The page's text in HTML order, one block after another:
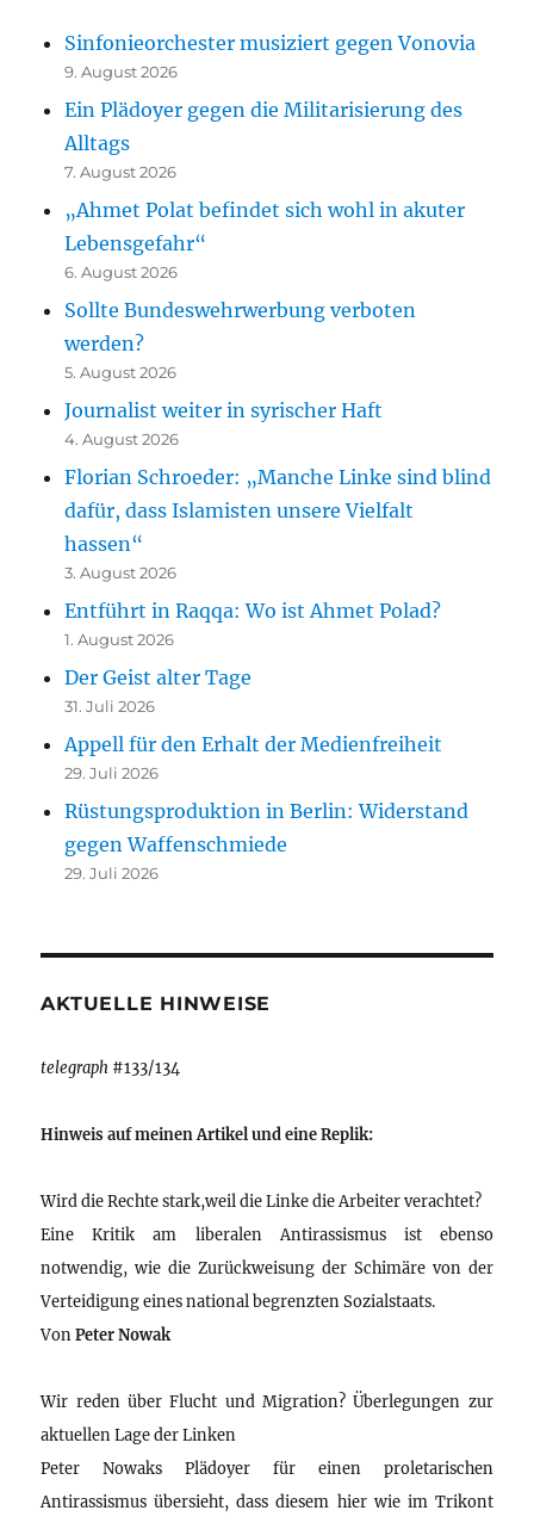
Sinfonieorchester musiziert gegen Vonovia
9. August 2026
Ein Plädoyer gegen die Militarisierung des
Alltags
7. August 2026
„Ahmet Polat befindet sich wohl in akuter
Lebensgefahr“
6. August 2026
Sollte Bundeswehrwerbung verboten
werden?
5. August 2026
Journalist weiter in syrischer Haft
4. August 2026
Florian Schroeder: „Manche Linke sind blind
dafür, dass Islamisten unsere Vielfalt
hassen“
3. August 2026
Entführt in Raqqa: Wo ist Ahmet Polad?
1. August 2026
Der Geist alter Tage
31. Juli 2026
Appell für den Erhalt der Medienfreiheit
29. Juli 2026
Rüstungsproduktion in Berlin: Widerstand
gegen Waffenschmiede
29. Juli 2026
AKTUELLE HINWEISE
telegraph #133/134
Hinweis auf meinen Artikel und eine Replik:
Wird die Rechte stark,weil die Linke die Arbeiter verachtet?
Eine Kritik am liberalen Antirassismus ist ebenso
notwendig, wie die Zurückweisung der Schimäre von der
Verteidigung eines national begrenzten Sozialstaats.
VonPeter Nowak
Wir reden über Flucht und Migration? Überlegungen zur
aktuellen Lage der Linken
Peter Nowaks Plädoyer für einen proletarischen
Antirassismus übersieht, dass diesem hier wie im Trikont